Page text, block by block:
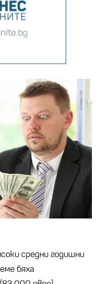
средни годишни
бяха